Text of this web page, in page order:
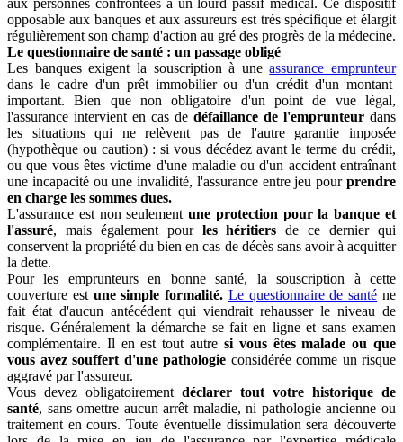
opposable aux banques et aux assureurs est très spécifique et élargit
régulièrement son champ d'action au gré des progrès de la médecine.
Le questionnaire de santé : un passage obligé
Les banques exigent la souscription à uneassurance emprunteur
dans le cadre d'un prêt immobilier ou d'un crédit d'un montant
important. Bien que non obligatoire d'un point de vue légal,
l'assurance intervient en cas de défaillance de l'emprunteur dans
les situations qui ne relèvent pas de l'autre garantie imposée
(hypothèque ou caution) : si vous décédez avant le terme du crédit,
ou que vous êtes victime d'une maladie ou d'un accident entraînant
une incapacité ou une invalidité, l'assurance entre jeu pour prendre
en charge les sommes dues.
L'assurance est non seulementune protection pour la banque et
l'assuré, mais également pour les héritiers de ce dernier qui
conservent la propriété du bien en cas de décès sans avoir à acquitter
la dette.
Pour les emprunteurs en bonne santé, la souscription à cette
couverture est une simple formalité. Le questionnaire de santé ne
fait état d'aucun antécédent qui viendrait rehausser le niveau de
risque. Généralement la démarche se fait en ligne et sans examen
complémentaire. Il en est tout autre si vous êtes malade ou que
vous avez souffert d'une pathologie considérée comme un risque
aggravé par l'assureur.
Vous devez obligatoirement déclarer tout votre historique de
santé, sans omettre aucun arrêt maladie, ni pathologie ancienne ou
traitement en cours. Toute éventuelle dissimulation sera découverte